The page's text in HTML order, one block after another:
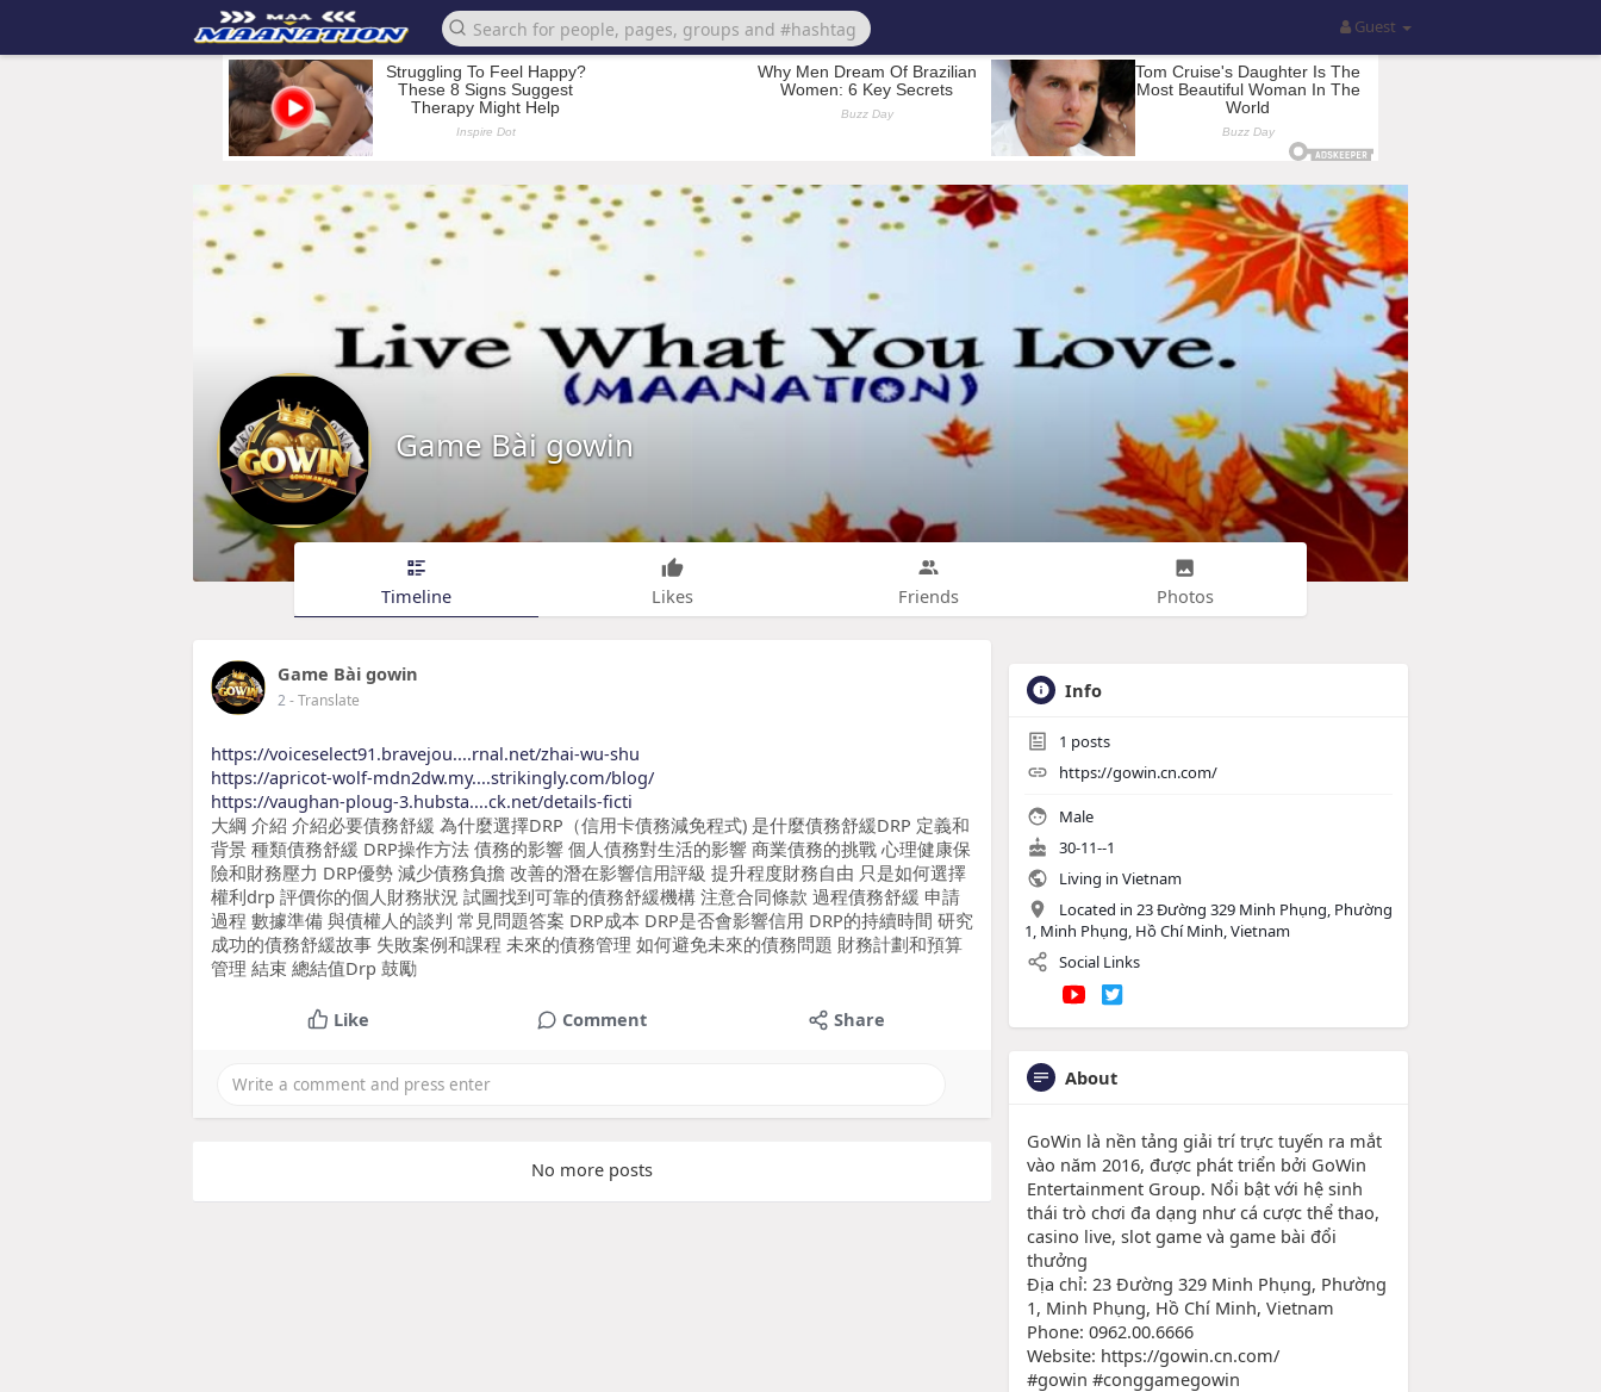
Guest
Game Bài gowin
Timeline Likes Friends Photos
Game Bài gowin
2- Translate
https://voiceselect91.bravejou....rnal.net/zhai-wu-shu
https://apricot-wolf-mdn2dw.my....strikingly.com/blog/
https://vaughan-ploug-3.hubsta....ck.net/details-ficti
大綱 介紹 介紹必要債務舒緩 為什麼選擇DRP（信用卡債務減免程式) 是什麼債務舒緩DRP 定義和
背景 種類債務舒緩 DRP操作方法 債務的影響 個人債務對生活的影響 商業債務的挑戰 心理健康保
險和財務壓力 DRP優勢 減少債務負擔 改善的潛在影響信用評級 提升程度財務自由 只是如何選擇
權利drp 評價你的個人財務狀況 試圖找到可靠的債務舒緩機構 注意合同條款 過程債務舒緩 申請
過程 數據準備 與債權人的談判 常見問題答案 DRP成本 DRP是否會影響信用 DRP的持續時間 研究
成功的債務舒緩故事 失敗案例和課程 未來的債務管理 如何避免未來的債務問題 財務計劃和預算
管理 結束 總結值Drp 鼓勵
Like Comment Share
No more posts
Info
1 posts
https://gowin.cn.com/
Male
30-11--1
Living in Vietnam
Located in 23 Đường 329 Minh Phụng, Phường
1, Minh Phụng, Hồ Chí Minh, Vietnam
Social Links
About
GoWin là nền tảng giải trí trực tuyến ra mắt
vào năm 2016, được phát triển bởi GoWin
Entertainment Group. Nổi bật với hệ sinh
thái trò chơi đa dạng như cá cược thể thao,
casino live, slot game và game bài đổi
thưởng
Địa chỉ: 23 Đường 329 Minh Phụng, Phường
1, Minh Phụng, Hồ Chí Minh, Vietnam
Phone: 0962.00.6666
Website: https://gowin.cn.com/
#gowin #conggamegowin